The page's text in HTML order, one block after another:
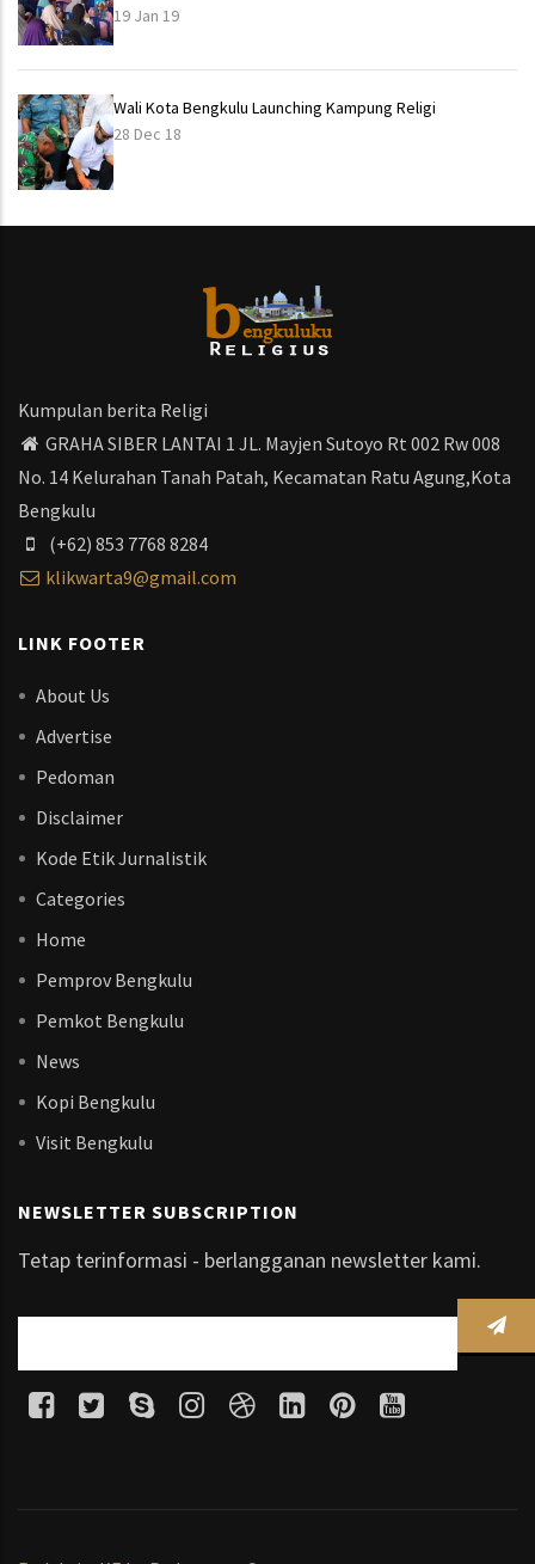
19 Jan 19
Wali Kota Bengkulu Launching Kampung Religi
28 Dec 18
Kumpulan berita Religi
GRAHA SIBER LANTAI 1 JL. Mayjen Sutoyo Rt 002 Rw 008
No. 14 Kelurahan Tanah Patah, Kecamatan Ratu Agung,Kota
Bengkulu
(+62) 853 7768 8284
klikwarta9@gmail.com
LINK FOOTER
About Us
Advertise
Pedoman
Disclaimer
Kode Etik Jurnalistik
Categories
Home
Pemprov Bengkulu
Pemkot Bengkulu
News
Kopi Bengkulu
Visit Bengkulu
NEWSLETTER SUBSCRIPTION
Tetap terinformasi - berlangganan newsletter kami.